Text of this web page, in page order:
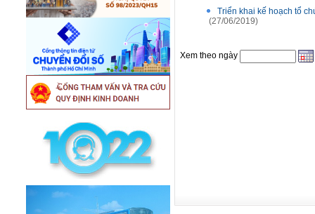
Triển khai kế hoạch tổ
(27/06/2019)
Xem theo ngày